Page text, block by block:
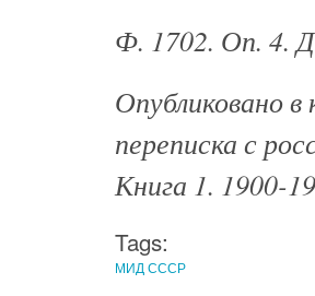
Ф. 1702. Оп. 4.
Опубликовано
переписка с
Книга 1. 1900-
Tags:
МИД СССР